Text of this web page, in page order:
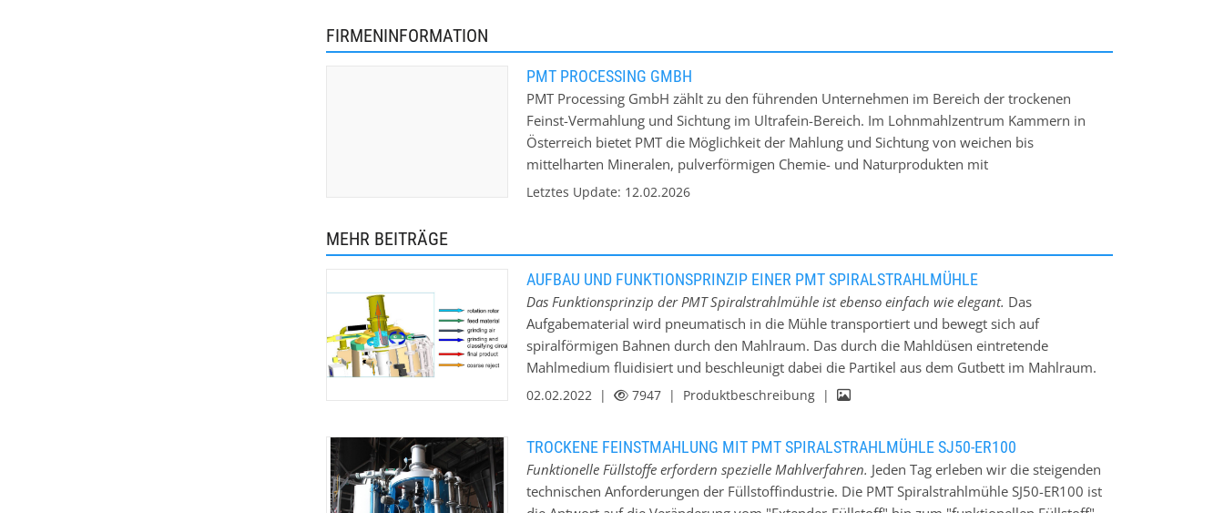
FIRMENINFORMATION
PMT PROCESSING GMBH
PMT Processing GmbH zählt zu den führenden Unternehmen im Bereich der trockenen
Feinst-Vermahlung und Sichtung im Ultrafein-Bereich. Im Lohnmahlzentrum Kammern in
Österreich bietet PMT die Möglichkeit der Mahlung und Sichtung von weichen bis
mittelharten Mineralen, pulverförmigen Chemie- und Naturprodukten mit
Spiralstrahlmühlen. Diese Mühlen sind dafür ausgelegt, hohe Aspektverhältnisse auch bei
Verpackung und Lagerung von Schüttgütern steht flexibles Equipment zur Verfügung, ergänzt
durch passende Lagermöglichkeiten.
Letztes Update: 12.02.2026
MEHR BEITRÄGE
AUFBAU UND FUNKTIONSPRINZIP EINER PMT SPIRALSTRAHLMÜHLE
Das Funktionsprinzip der PMT Spiralstrahlmühle ist ebenso einfach wie elegant. Das
Aufgabematerial wird pneumatisch in die Mühle transportiert und bewegt sich auf
spiralförmigen Bahnen durch den Mahlraum. Das durch die Mahldüsen eintretende
Mahlmedium fluidisiert und beschleunigt dabei die Partikel aus dem Gutbett im Mahlraum.
Als Mahlmedium kann entweder Druckluft (3,5 bis 15 bar) oder überhitzter Dampf (bis zu 24
ein Sichter integriert, mit dem Umfangsgeschwindigkeiten bis 190 m/s möglich sind. Sobald
die Partikel eine bestimmte Feinheit erreichen, gelangen sie durch den rotierenden Sichter
ins Fertiggut. Die Produktfeinheit wird einfach über die Rotordrehzahl des Sichters
02.02.2022 | 7947 | Produktbeschreibung |
TROCKENE FEINSTMAHLUNG MIT PMT SPIRALSTRAHLMÜHLE SJ50-ER100
Funktionelle Füllstoffe erfordern spezielle Mahlverfahren. Jeden Tag erleben wir die steigenden
technischen Anforderungen der Füllstoffindustrie. Die PMT Spiralstrahlmühle SJ50-ER100 ist